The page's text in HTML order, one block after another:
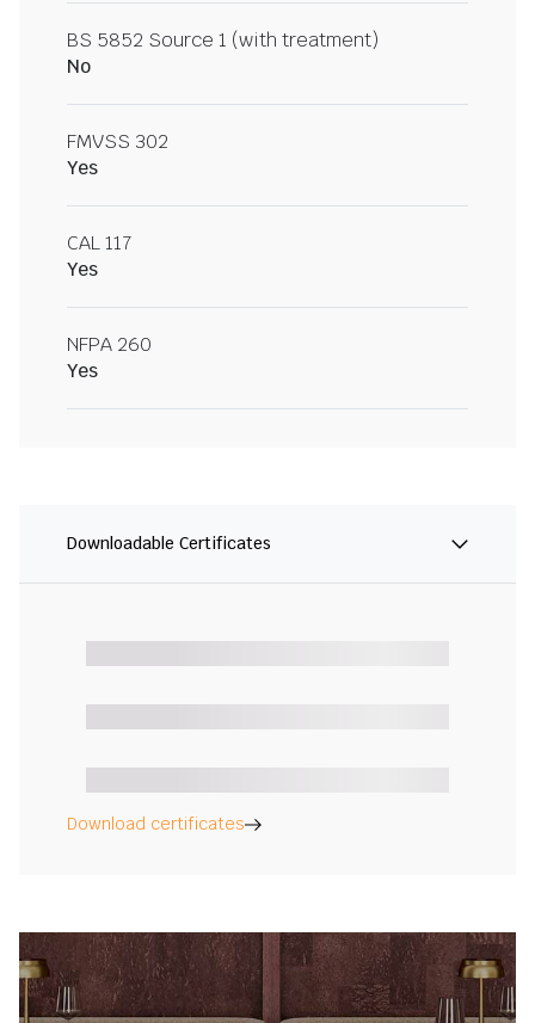
BS 5852 Source 1 (with treatment)
No
FMVSS 302
Yes
CAL 117
Yes
NFPA 260
Yes
Downloadable Certificates
Download certificates